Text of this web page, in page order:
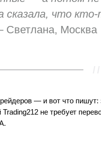
сказала, что
Светлана, Москва
— и вот что
не требует